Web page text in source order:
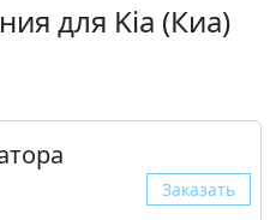
для Kia (Киа)
Заказать